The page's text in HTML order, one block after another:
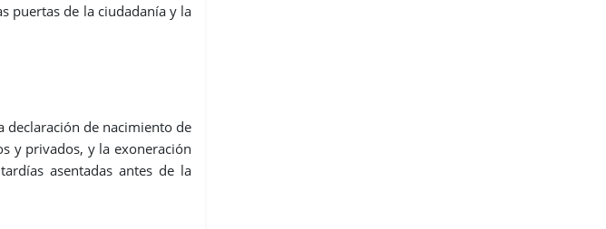
puertas de la ciudadanía y la
declaración de nacimiento de
y privados, y la exoneración
asentadas antes de la